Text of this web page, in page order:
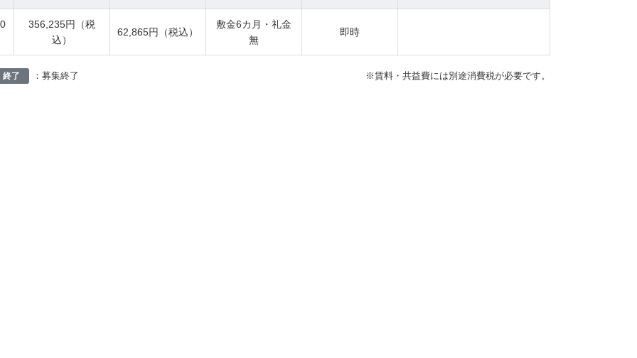
356,235円（税
込）
62,865円（税込）
敷金6カ月・礼金
無
即時
終了 ：募集終了 ※賃料・共益費には別途消費税が必要です。